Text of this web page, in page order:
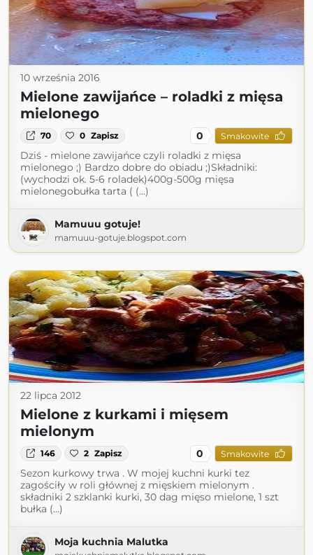
10 września 2016
Mielone zawijańce – roladki z mięsa
mielonego
70 0 Zapisz 0 Smakowite
Dziś - mielone zawijańce czyli roladki z mięsa
mielonego ;) Bardzo dobre do obiadu ;)Składniki:
(wychodzi ok. 5-6 roladek)400g-500g mięsa
mielonegobułka tarta ( (...)
Mamuuu gotuje!
mamuuu-gotuje.blogspot.com
22 lipca 2012
Mielone z kurkami i mięsem
mielonym
146 2 Zapisz 0 Smakowite
Sezon kurkowy trwa . W mojej kuchni kurki tez
zagościły w roli głównej z mięskiem mielonym .
składniki 2 szklanki kurki, 30 dag mięso mielone, 1 szt
bułka (...)
Moja kuchnia Malutka